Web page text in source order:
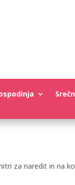
za naredit in na